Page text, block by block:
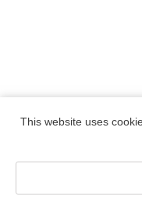
This website uses